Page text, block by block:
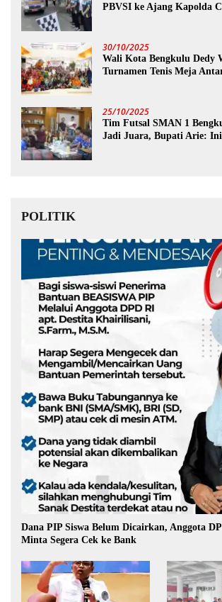
PBVSI ke Ajang Kapolda
30/10/2025
Wali Kota Bengkulu Dedy
Turnamen Tenis Meja
25/10/2025
Tim Futsal SMAN 1
Jadi Juara, Bupati Arie:
POLITIK
Dana PIP Siswa Belum Dicairkan, Anggota
Minta Segera Cek ke Bank